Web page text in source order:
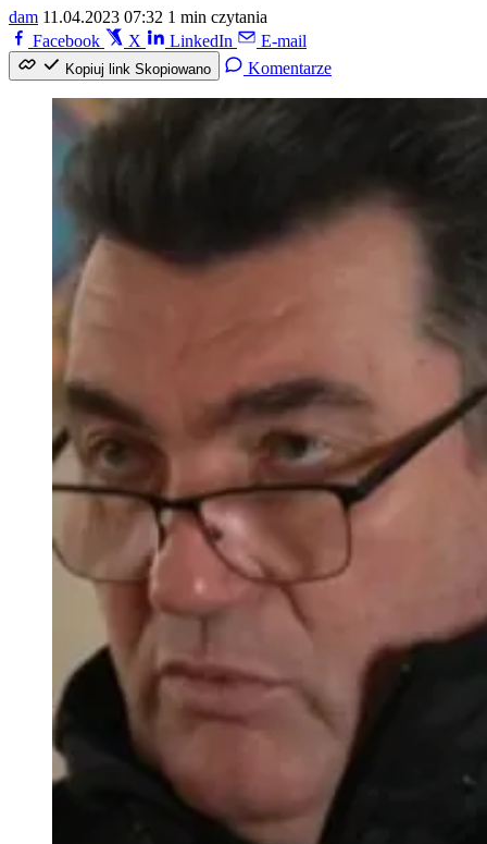
dam 11.04.2023 07:32 1 min czytania
Facebook
X LinkedIn E-mail
Kopiuj link Skopiowano Komentarze